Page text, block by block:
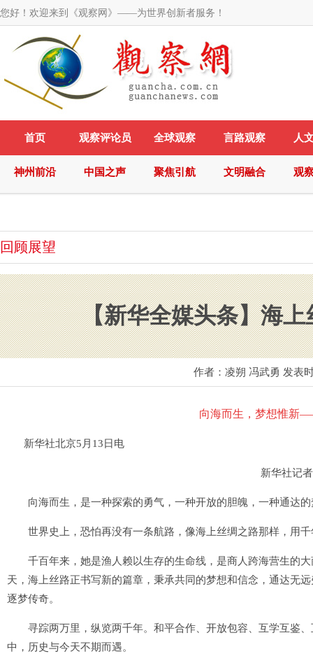
您好！欢迎来到《观察网》——为世界创新者服务！
首页 观察评论员 全球观察 言路观察 人
神州前沿 中国之声 聚焦引航 文明融合 观
回顾展望
【新华全媒头条】海
作者：凌朔 冯武勇 发表
向海而生，梦想惟新
新华社北京5月13日电
新华社记者
向海而生，是一种探索的勇气，一种开放的胆魄，一种通达的
世界史上，恐怕再没有一条航路，像海上丝绸之路那样，用千
千百年来，她是渔人赖以生存的生命线，是商人跨海营生的大
天，海上丝路正书写新的篇章，秉承共同的梦想和信念，通达无
逐梦传奇。
寻踪两万里，纵览两千年。和平合作、开放包容、互学互鉴、
中，历史与今天不期而遇。